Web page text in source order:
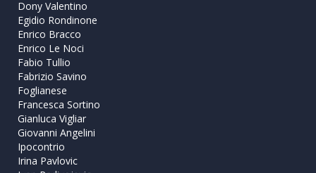
Dony Valentino
Egidio Rondinone
Enrico Bracco
Enrico Le Noci
Fabio Tullio
Fabrizio Savino
Foglianese
Francesca Sortino
Gianluca Vigliar
Giovanni Angelini
Ipocontrio
Irina Pavlovic